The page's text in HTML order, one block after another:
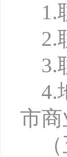
1.
2.
3.
4.
市